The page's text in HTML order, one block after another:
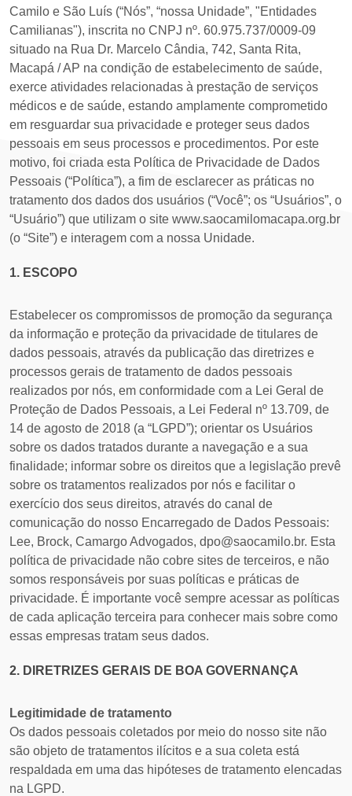
Camilo e São Luís (“Nós”, “nossa Unidade”, "Entidades
Camilianas"), inscrita no CNPJ nº. 60.975.737/0009-09
situado na Rua Dr. Marcelo Cândia, 742, Santa Rita,
Macapá / AP na condição de estabelecimento de saúde,
exerce atividades relacionadas à prestação de serviços
médicos e de saúde, estando amplamente comprometido
em resguardar sua privacidade e proteger seus dados
pessoais em seus processos e procedimentos. Por este
motivo, foi criada esta Política de Privacidade de Dados
Pessoais (“Política”), a fim de esclarecer as práticas no
tratamento dos dados dos usuários (“Você”; os “Usuários”, o
“Usuário”) que utilizam o site www.saocamilomacapa.org.br
(o “Site”) e interagem com a nossa Unidade.
1. ESCOPO
Estabelecer os compromissos de promoção da segurança
da informação e proteção da privacidade de titulares de
dados pessoais, através da publicação das diretrizes e
processos gerais de tratamento de dados pessoais
realizados por nós, em conformidade com a Lei Geral de
Proteção de Dados Pessoais, a Lei Federal nº 13.709, de
14 de agosto de 2018 (a “LGPD”); orientar os Usuários
sobre os dados tratados durante a navegação e a sua
finalidade; informar sobre os direitos que a legislação prevê
sobre os tratamentos realizados por nós e facilitar o
exercício dos seus direitos, através do canal de
comunicação do nosso Encarregado de Dados Pessoais:
Lee, Brock, Camargo Advogados, dpo@saocamilo.br. Esta
política de privacidade não cobre sites de terceiros, e não
somos responsáveis por suas políticas e práticas de
privacidade. É importante você sempre acessar as políticas
de cada aplicação terceira para conhecer mais sobre como
essas empresas tratam seus dados.
2. DIRETRIZES GERAIS DE BOA GOVERNANÇA
Legitimidade de tratamento
Os dados pessoais coletados por meio do nosso site não
são objeto de tratamentos ilícitos e a sua coleta está
respaldada em uma das hipóteses de tratamento elencadas
na LGPD.